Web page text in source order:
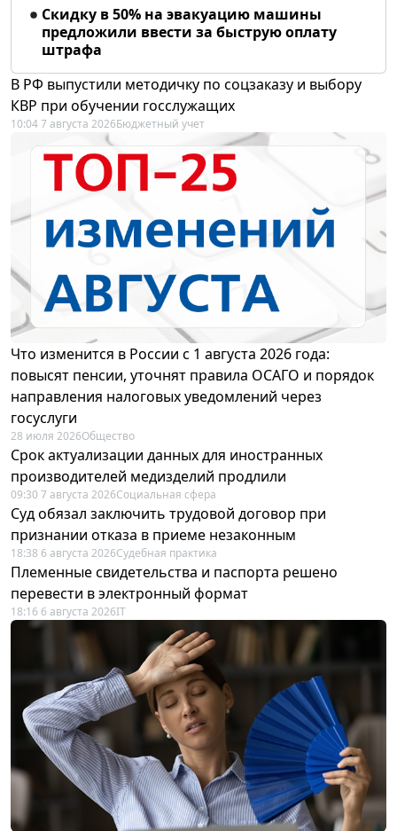
Скидку в 50% на эвакуацию машины
предложили ввести за быструю оплату
штрафа
В РФ выпустили методичку по соцзаказу и выбору
КВР при обучении госслужащих
10:04 7 августа 2026Бюджетный учет
Что изменится в России с 1 августа 2026 года:
повысят пенсии, уточнят правила ОСАГО и порядок
направления налоговых уведомлений через
госуслуги
28 июля 2026Общество
Срок актуализации данных для иностранных
производителей медизделий продлили
09:30 7 августа 2026Социальная сфера
Суд обязал заключить трудовой договор при
признании отказа в приеме незаконным
18:38 6 августа 2026Судебная практика
Племенные свидетельства и паспорта решено
перевести в электронный формат
18:16 6 августа 2026IT